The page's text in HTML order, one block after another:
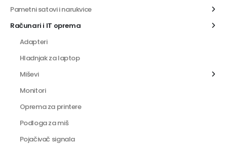
Pametni satovi i narukvice
Računari i IT oprema
Adapteri
Hladnjak za laptop
Miševi
Monitori
Oprema za printere
Podloga za miš
Pojačivač signala